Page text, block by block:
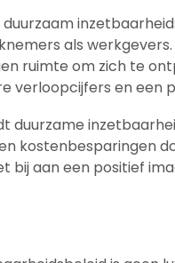
als
ruimte om zich te
verloopcijfers en een
duurzame
kostenbesparingen
bij aan een positief